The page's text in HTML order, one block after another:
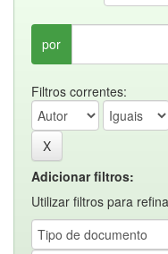
por
Filtros correntes:
Adicionar filtros:
Utilizar filtros para